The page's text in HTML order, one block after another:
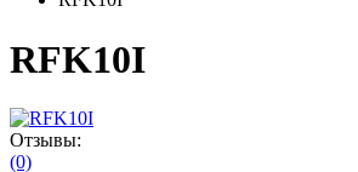
RFK10I
Отзывы:
(0)